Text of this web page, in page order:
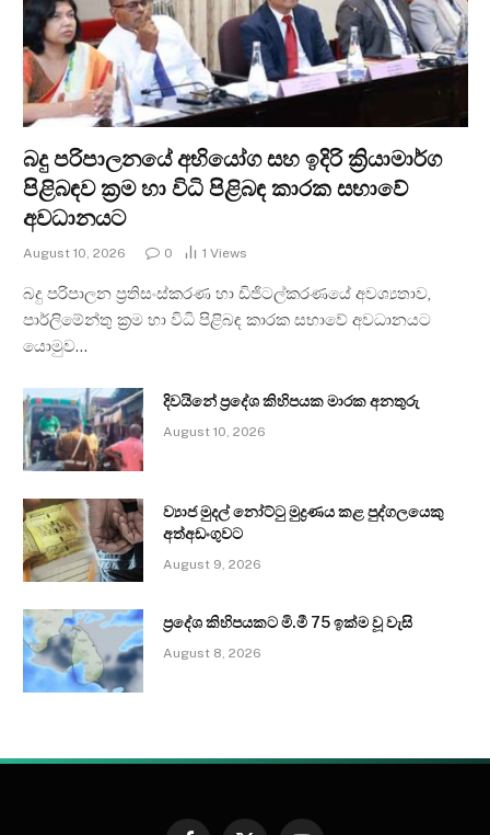
බදු පරිපාලනයේ අභියෝග සහ ඉදිරි ක්‍රියාමාර්ග
පිළිබඳව ක්‍රම හා විධි පිළිබඳ කාරක සභාවේ
අවධානයට
August 10, 2026 0 1 Views
බදු පරිපාලන ප්‍රතිසංස්කරණ හා ඩිජිටල්කරණයේ අවශ්‍යතාව,
පාර්ලිමේන්තු ක්‍රම හා විධි පිළිබඳ කාරක සභාවේ අවධානයට
යොමුව…
දිවයිනේ ප්‍රදේශ කිහිපයක මාරක අනතුරු
August 10, 2026
ව්‍යාජ මුදල් නෝට්ටු මුද්‍රණය කළ පුද්ගලයෙකු
අත්අඩංගුවට
August 9, 2026
ප්‍රදේශ කිහිපයකට මි.මී 75 ඉක්ම වූ වැසි
August 8, 2026